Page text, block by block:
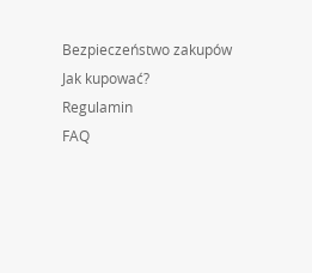
Bezpieczeństwo zakupów
Jak kupować?
Regulamin
FAQ